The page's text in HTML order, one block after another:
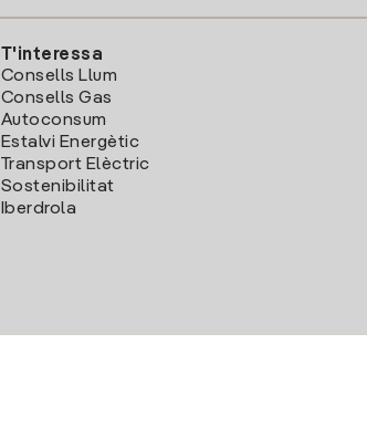
T'interessa
Consells Llum
Consells Gas
Autoconsum
Estalvi Energètic
Transport Elèctric
Sostenibilitat
Iberdrola